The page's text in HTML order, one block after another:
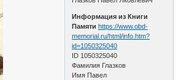
Информация из Книги
Памяти https://www.obd-
memorial.ru/html/info.htm?
id=1050325040
ID 1050325040
Фамилия Глазков
Имя Павел